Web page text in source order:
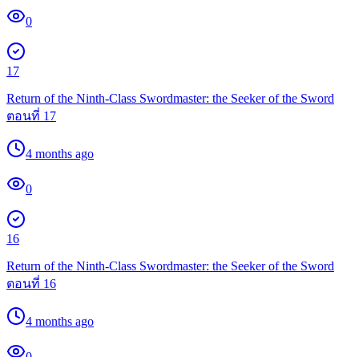
0
17
Return of the Ninth-Class Swordmaster: the Seeker of the Sword
ตอนที่ 17
4 months ago
0
16
Return of the Ninth-Class Swordmaster: the Seeker of the Sword
ตอนที่ 16
4 months ago